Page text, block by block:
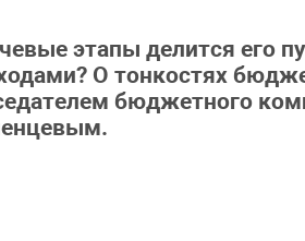
этапы делится его
О тонкостях
бюджетного